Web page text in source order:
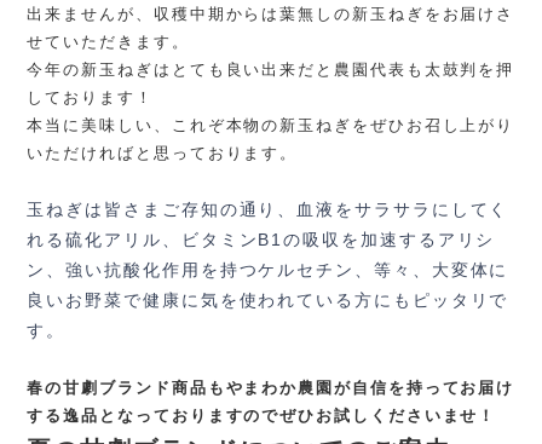
出来ませんが、収穫中期からは葉無しの新玉ねぎをお届けさ
せていただきます。
今年の新玉ねぎはとても良い出来だと農園代表も太鼓判を押
しております！
本当に美味しい、これぞ本物の新玉ねぎをぜひお召し上がり
いただければと思っております。
玉ねぎは皆さまご存知の通り、血液をサラサラにしてく
れる硫化アリル、ビタミンB1の吸収を加速するアリシ
ン、強い抗酸化作用を持つケルセチン、等々、大変体に
良いお野菜で健康に気を使われている方にもピッタリで
す。
春の甘劇ブランド商品もやまわか農園が自信を持ってお届け
する逸品となっておりますのでぜひお試しくださいませ！